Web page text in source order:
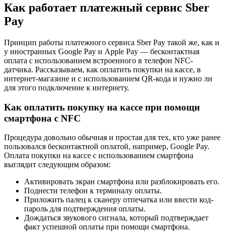
Как работает платежный сервис Sber
Pay
Принцип работы платежного сервиса Sber Pay такой же, как и
у иностранных Google Pay и Apple Pay — бесконтактная
оплата с использованием встроенного в телефон NFC-
датчика. Рассказываем, как оплатить покупки на кассе, в
интернет-магазине и с использованием QR-кода и нужно ли
для этого подключение к интернету.
Как оплатить покупку на кассе при помощи
смартфона с NFC
Процедура довольно обычная и простая для тех, кто уже ранее
пользовался бесконтактной оплатой, например, Google Pay.
Оплата покупки на кассе с использованием смартфона
выглядит следующим образом:
Активировать экран смартфона или разблокировать его.
Поднести телефон к терминалу оплаты.
Приложить палец к сканеру отпечатка или ввести код-
пароль для подтверждения оплаты.
Дождаться звукового сигнала, который подтверждает
факт успешной оплаты при помощи смартфона.